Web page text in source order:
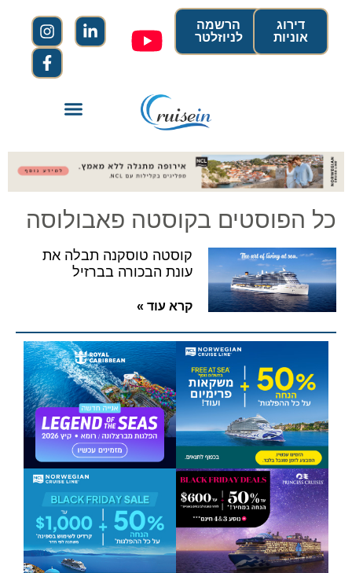
הרשמה
לניוזלטר
דירוג
אוניות
כל הפוסטים בקוסטה פאבולוסה
קוסטה טוסקנה תבלה את
עונת הבכורה בברזיל
קרא עוד »